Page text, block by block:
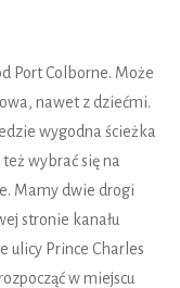
Port Colborne. Może
nawet z dziećmi.
wygodna ścieżka
wybrać się na
Mamy dwie drogi
stronie kanału
ulicy Prince Charles
w miejscu